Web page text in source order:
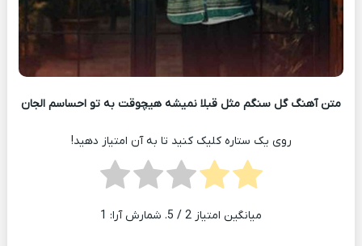
متن آهنگ گل سنگم مثل قبلا نمیشه هیچوقت به تو احساسم الجان
روی یک ستاره کلیک کنید تا به آن امتیاز دهید!
میانگین امتیاز 2 / 5. شمارش آرا: 1